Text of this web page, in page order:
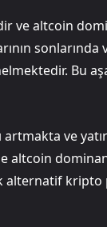
ve altcoin
sonlarında
Bu
ve
altcoin
alternatif